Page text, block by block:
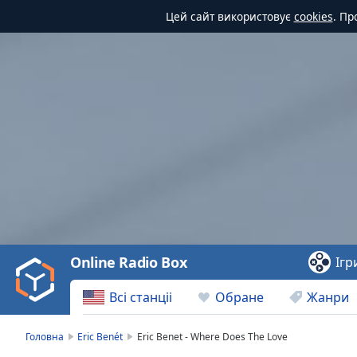
Цей сайт використовує cookies.
Video
Play
Backward
Skip
Всі станціі Обране Жанри
Online Radio Box
Головна Eric Benét Eric Benet - Where Does The Love